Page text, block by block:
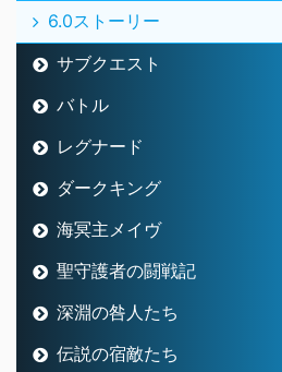
6.0ストーリー
サブクエスト
バトル
レグナード
ダークキング
海冥主メイヴ
聖守護者の闘戦記
深淵の咎人たち
伝説の宿敵たち